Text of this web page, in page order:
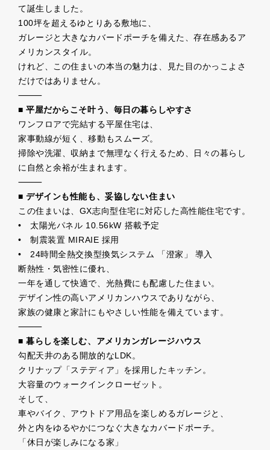
て誕生しました。
100坪を超えるゆとりある敷地に、
ガレージと大きなカバードポーチを備えた、存在感あるア
メリカンスタイル。
けれど、この住まいの本当の魅力は、見た目のかっこよさ
だけではありません。
⸻
■ 平屋だからこそ叶う、毎日の暮らしやすさ
ワンフロアで完結する平屋住宅は、
家事動線が短く、移動もスムーズ。
掃除や洗濯、収納まで無理なく行えるため、日々の暮らし
に自然と余裕が生まれます。
⸻
■ デザインも性能も、妥協しない住まい
この住まいは、GX志向型住宅に対応した高性能住宅です。
• 太陽光パネル 10.56kW 搭載予定
• 制震装置 MIRAIE 採用
• 24時間全熱交換型換気システム 「澄家」 導入
断熱性・気密性に優れ、
一年を通して快適で、光熱費にも配慮した住まい。
デザイン性の高いアメリカンハウスでありながら、
家族の健康と家計にもやさしい性能を備えています。
⸻
■ 暮らしを楽しむ、アメリカンガレージハウス
勾配天井のある開放的なLDK。
クリナップ「ステディア」を採用したキッチン。
大容量のウォークインクローゼット。
そして、
車やバイク、アウトドア用品を楽しめるガレージと、
外と内をゆるやかにつなぐ大きなカバードポーチ。
「休日が楽しみになる家」